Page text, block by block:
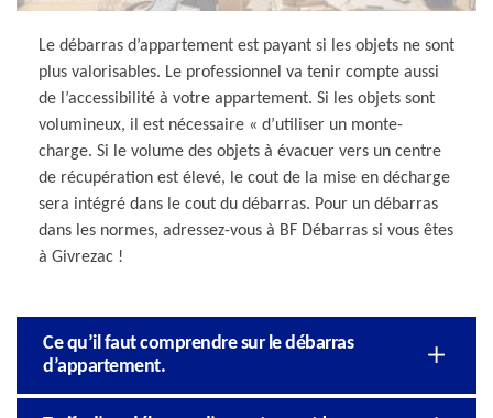
Le débarras d’appartement est payant si les objets ne sont
plus valorisables. Le professionnel va tenir compte aussi
de l’accessibilité à votre appartement. Si les objets sont
volumineux, il est nécessaire « d’utiliser un monte-
charge. Si le volume des objets à évacuer vers un centre
de récupération est élevé, le cout de la mise en décharge
sera intégré dans le cout du débarras. Pour un débarras
dans les normes, adressez-vous à BF Débarras si vous êtes
à Givrezac !
Ce qu’il faut comprendre sur le débarras
d’appartement.